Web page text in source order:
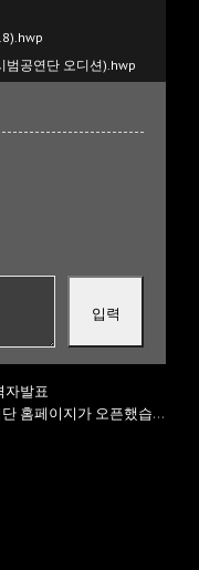
범공연단 오디션).hwp
자발표
안녕하세요 대한태권도협회 국가대표시범단 홈페이지가 오픈했습니다.